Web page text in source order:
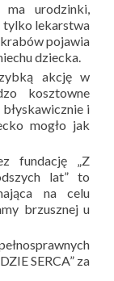
ma urodzinki,
tylko lekarstwa
pojawia
dziecka.
akcję w
kosztowne
i
mogło jak
fundację „Z
lat” to
na celu
brzusznej u
SERCA” za